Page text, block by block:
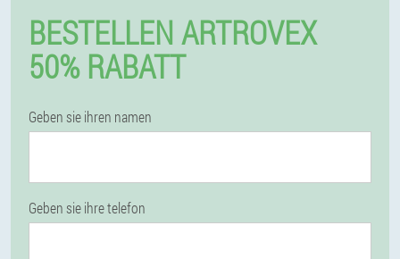
BESTELLEN ARTROVEX
50% RABATT
Geben sie ihren namen
Geben sie ihre telefon